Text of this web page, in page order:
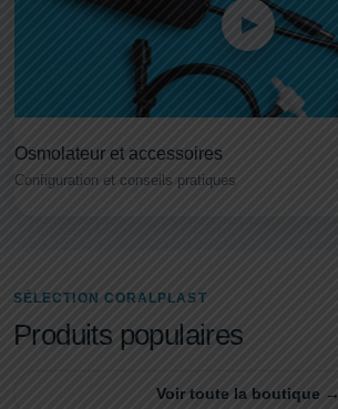
Osmolateur et accessoires
Configuration et conseils pratiques
SÉLECTION CORALPLAST
Produits populaires
Voir toute la boutique →